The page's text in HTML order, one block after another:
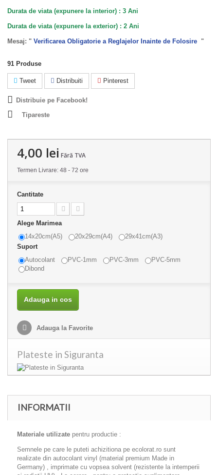
Durata de viata (expunere la interior) : 3 Ani
Durata de viata (expunere la exterior) : 2 Ani
Mesaj: " Verificarea Obligatorie a Reglajelor Inainte de Folosire "
91 Produse
Tweet Distribuiti Pinterest
Distribuie pe Facebook!
Tipareste
4,00 lei Fără TVA
Termen Livrare: 48 - 72 ore
Cantitate
Alege Marimea
14x20cm(A5)
20x29cm(A4)
29x41cm(A3)
Suport
Autocolant
PVC-1mm PVC-3mm
PVC-5mm
Dibond
Adauga in cos
Adauga la Favorite
Plateste in Siguranta
INFORMATII
Materiale utilizate pentru productie :
Semnele pe care le puteti achizitiona pe ecolorat.ro sunt
realizate din autocolant vinyl (material premium Made in
Germany) , imprimate cu vopsea solvent (rezistente la intemperii